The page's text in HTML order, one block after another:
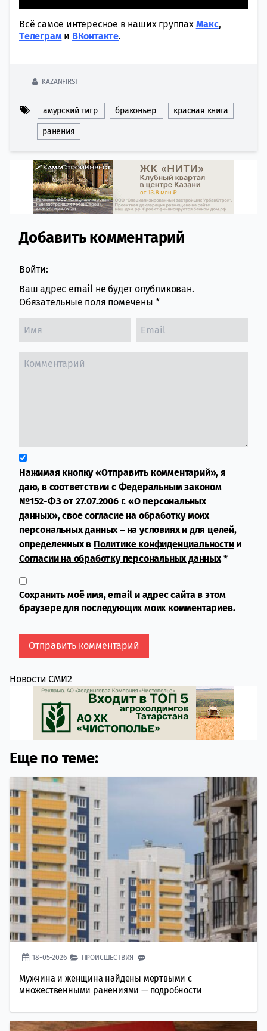
Всё самое интересное в наших группах Макс,
Tелеграми ВКонтакте.
KAZANFIRST
амурский тигр браконьер красная книга
ранения
Comment section
Добавить комментарий
Войти:
Ваш адрес email не будет опубликован.
Обязательные поля помечены *
Нажимая кнопку «Отправить комментарий», я
даю, в соответствии с Федеральным законом
№152-ФЗ от 27.07.2006 г. «О персональных
данных», свое согласие на обработку моих
персональных данных – на условиях и для целей,
определенных в Политике конфиденциальностии
Согласии на обработку персональных данных*
Сохранить моё имя, email и адрес сайта в этом
браузере для последующих моих комментариев.
Новости СМИ2
Еще по теме:
18-05-2026 ПРОИСШЕСТВИЯ
Мужчина и женщина найдены мертвыми с
множественными ранениями — подробности